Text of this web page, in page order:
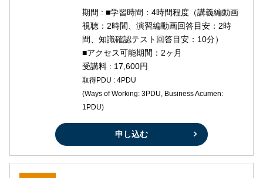
期間 : ■学習時間：4時間程度（講義編動画
視聴：2時間、演習編動画回答目安：2時
間、知識確認テスト回答目安：10分）
■アクセス可能期間：2ヶ月
受講料 : 17,600円
取得PDU : 4PDU
(Ways of Working: 3PDU, Business Acumen:
1PDU)
申し込む